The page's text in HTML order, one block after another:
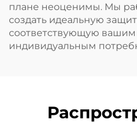
плане неоценимы. Мы
создать идеальную
соответствующую
индивидуальным